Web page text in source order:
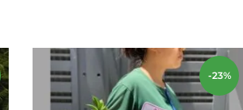
Cây Sen Đá Giá Sỉ (137) -23%